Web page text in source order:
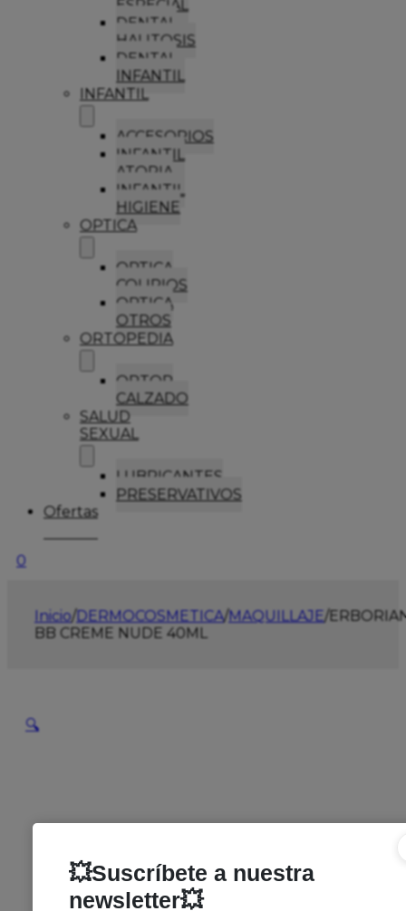
ESPECIAL
DENTAL
HALITOSIS
DENTAL
INFANTIL
INFANTIL
ACCESORIOS
INFANTIL
ATOPIA
INFANTIL
HIGIENE
OPTICA
OPTICA
COLIRIOS
OPTICA
OTROS
ORTOPEDIA
ORTOP
CALZADO
SALUD
SEXUAL
LUBRICANTES
PRESERVATIVOS
Ofertas
0
Inicio/DERMOCOSMETICA/MAQUILLAJE/
BB CREME NUDE 40ML
🔍